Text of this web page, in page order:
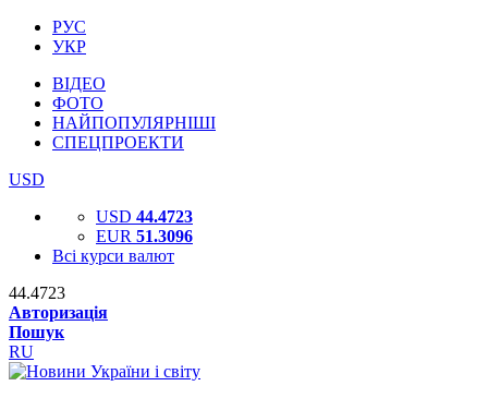
РУС
УКР
ВІДЕО
ФОТО
НАЙПОПУЛЯРНІШІ
СПЕЦПРОЕКТИ
USD
USD 44.4723
EUR 51.3096
Всі курси валют
44.4723
Авторизація
Пошук
RU